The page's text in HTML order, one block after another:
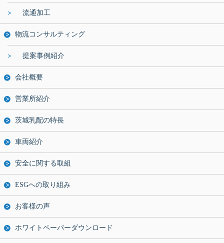
流通加工
物流コンサルティング
提案事例紹介
会社概要
営業所紹介
茨城乳配の特長
車両紹介
安全に関する取組
ESGへの取り組み
お客様の声
ホワイトペーパーダウンロード